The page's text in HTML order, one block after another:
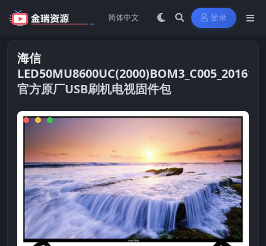
登录
海信
官方原厂USB刷机电视固件包